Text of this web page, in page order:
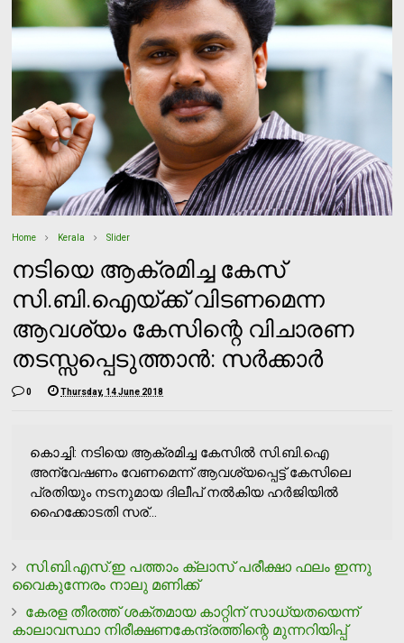
Home Kerala Slider
നടിയെ ആക്രമിച്ച കേസ്
സി.ബി.ഐയ്ക്ക് വിടണമെന്ന
ആവശ്യം കേസിന്റെ വിചാരണ
തടസ്സപ്പെടുത്താന്‍: സര്‍ക്കാര്‍
0 Thursday, 14 June 2018
കൊച്ചി: നടിയെ ആക്രമിച്ച കേസില്‍ സി.ബി.ഐ
അന്വേഷണം വേണമെന്ന് ആവശ്യപ്പെട്ട് കേസിലെ
പ്രതിയും നടനുമായ ദിലീപ് നല്‍കിയ ഹര്‍ജിയില്‍
ഹൈക്കോടതി സര്...
സി.ബി.എസ്.ഇ പത്താം ക്ലാസ് പരീക്ഷാ ഫലം ഇന്നു
വൈകുന്നേരം നാലു മണിക്ക്
കേരള തീരത്ത് ശക്തമായ കാറ്റിന് സാധ്യതയെന്ന്
കാലാവസ്ഥാ നിരീക്ഷണകേന്ദ്രത്തിന്റെ മുന്നറിയിപ്പ്